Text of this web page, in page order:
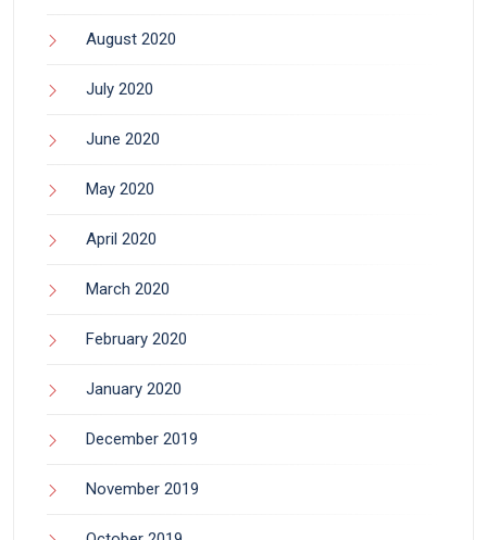
August 2020
July 2020
June 2020
May 2020
April 2020
March 2020
February 2020
January 2020
December 2019
November 2019